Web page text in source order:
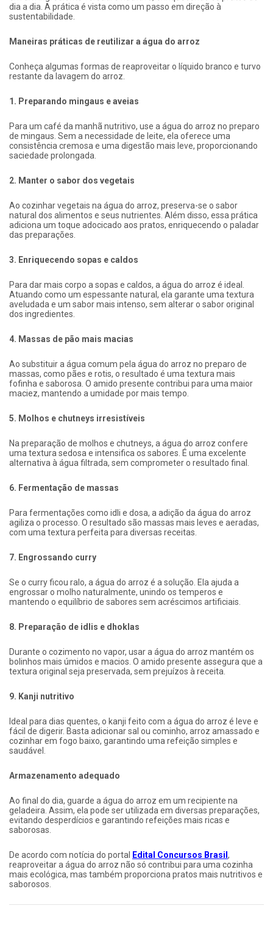
dia a dia. A prática é vista como um passo em direção à
sustentabilidade.
Maneiras práticas de reutilizar a água do arroz
Conheça algumas formas de reaproveitar o líquido branco e turvo
restante da lavagem do arroz.
1. Preparando mingaus e aveias
Para um café da manhã nutritivo, use a água do arroz no preparo
de mingaus. Sem a necessidade de leite, ela oferece uma
consistência cremosa e uma digestão mais leve, proporcionando
saciedade prolongada.
2. Manter o sabor dos vegetais
Ao cozinhar vegetais na água do arroz, preserva-se o sabor
natural dos alimentos e seus nutrientes. Além disso, essa prática
adiciona um toque adocicado aos pratos, enriquecendo o paladar
das preparações.
3. Enriquecendo sopas e caldos
Para dar mais corpo a sopas e caldos, a água do arroz é ideal.
Atuando como um espessante natural, ela garante uma textura
aveludada e um sabor mais intenso, sem alterar o sabor original
dos ingredientes.
4. Massas de pão mais macias
Ao substituir a água comum pela água do arroz no preparo de
massas, como pães e rotis, o resultado é uma textura mais
fofinha e saborosa. O amido presente contribui para uma maior
maciez, mantendo a umidade por mais tempo.
5. Molhos e chutneys irresistíveis
Na preparação de molhos e chutneys, a água do arroz confere
uma textura sedosa e intensifica os sabores. É uma excelente
alternativa à água filtrada, sem comprometer o resultado final.
6. Fermentação de massas
Para fermentações como idli e dosa, a adição da água do arroz
agiliza o processo. O resultado são massas mais leves e aeradas,
com uma textura perfeita para diversas receitas.
7. Engrossando curry
Se o curry ficou ralo, a água do arroz é a solução. Ela ajuda a
engrossar o molho naturalmente, unindo os temperos e
mantendo o equilíbrio de sabores sem acréscimos artificiais.
8. Preparação de idlis e dhoklas
Durante o cozimento no vapor, usar a água do arroz mantém os
bolinhos mais úmidos e macios. O amido presente assegura que a
textura original seja preservada, sem prejuízos à receita.
9. Kanji nutritivo
Ideal para dias quentes, o kanji feito com a água do arroz é leve e
fácil de digerir. Basta adicionar sal ou cominho, arroz amassado e
cozinhar em fogo baixo, garantindo uma refeição simples e
saudável.
Armazenamento adequado
Ao final do dia, guarde a água do arroz em um recipiente na
geladeira. Assim, ela pode ser utilizada em diversas preparações,
evitando desperdícios e garantindo refeições mais ricas e
saborosas.
De acordo com notícia do portal Edital Concursos Brasil ,
reaproveitar a água do arroz não só contribui para uma cozinha
mais ecológica, mas também proporciona pratos mais nutritivos e
saborosos.